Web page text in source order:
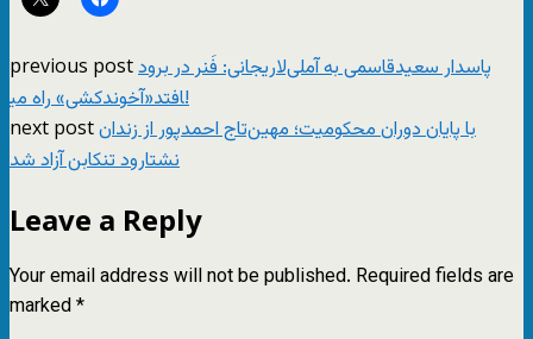
previous postپاسدار سعیدقاسمی به آملی‌لاریجانی: فَنر در برود
«آخوندکشی» راه می‎افتد!
next postبا پایان دوران محکومیت؛ مهین‌تاج احمدپور از زندان
نشتارود تنکابن آزاد شد
Leave a Reply
Your email address will not be published. Required fields are
marked*